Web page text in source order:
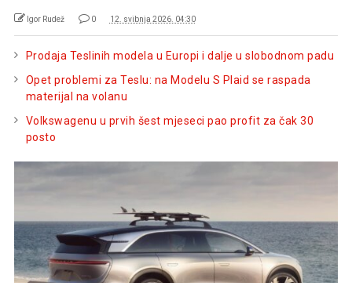
Igor Rudež 0 12. svibnja 2026. 04:30
Prodaja Teslinih modela u Europi i dalje u slobodnom padu
Opet problemi za Teslu: na Modelu S Plaid se raspada
materijal na volanu
Volkswagenu u prvih šest mjeseci pao profit za čak 30
posto